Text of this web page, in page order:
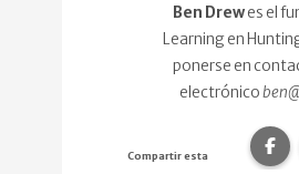
Ben Drewes el
Learning en
ponerse en
electrónico
Compartir esta